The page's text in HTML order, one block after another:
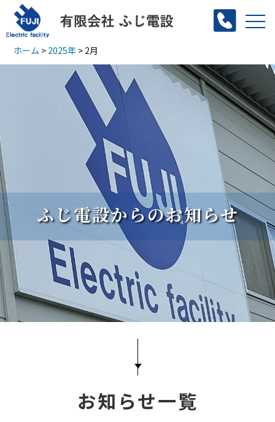
ン
ス
キ
ッ
プ
ホーム > 2025年 > 2月
ふじ電設からのお知らせ
お知らせ一覧